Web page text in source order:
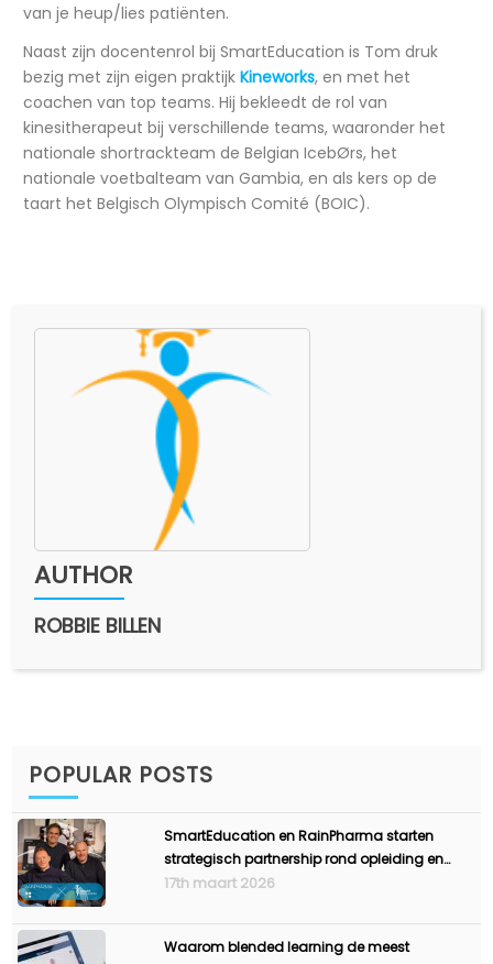
van je heup/lies patiënten.
Naast zijn docentenrol bij SmartEducation is Tom druk
bezig met zijn eigen praktijkKineworks, en met het
coachen van top teams. Hij bekleedt de rol van
kinesitherapeut bij verschillende teams, waaronder het
nationale shortrackteam de Belgian IcebØrs, het
nationale voetbalteam van Gambia, en als kers op de
taart het Belgisch Olympisch Comité (BOIC).
AUTHOR
ROBBIE BILLEN
POPULAR POSTS
SmartEducation en RainPharma starten
strategisch partnership rond opleiding en
ondernemerschap
17th maart 2026
Waarom blended learning de meest